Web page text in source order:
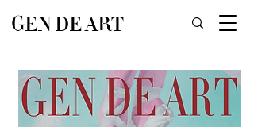
GEN DE ART